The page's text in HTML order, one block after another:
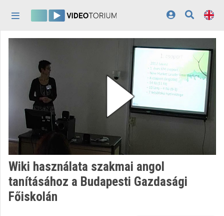
Discovery
Categories
Playlists
Organizations
Contributors
Appearance:light
Wiki használata szakmai angol
tanításához a Budapesti Gazdasági
Főiskolán